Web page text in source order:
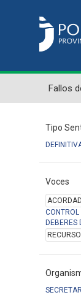
Fallos
Tipo
Voces
CONTROL
DEBERES